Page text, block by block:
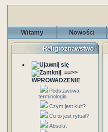
Witamy Nowości
Religioznawstwo
==>>
WPROWADZENIE
Podstawowa
terminologia
Czym jest kult?
Co to jest rytuał?
Absolut